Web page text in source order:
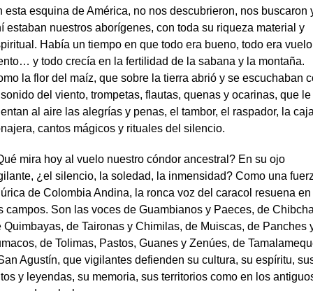
esta esquina de América, no nos descubrieron, nos buscaron
estaban nuestros aborígenes, con toda su riqueza material y
Había un tiempo en que todo era bueno, todo era
y todo crecía en la fertilidad de la sabana y la montaña.
la flor del maíz, que sobre la tierra abrió y se escuchaban
del viento, trompetas, flautas, quenas y ocarinas, que le
al aire las alegrías y penas, el tambor, el raspador, la
cantos mágicos y rituales del silencio.
mira hoy al vuelo nuestro cóndor ancestral? En su ojo
¿el silencio, la soledad, la inmensidad? Como una
de Colombia Andina, la ronca voz del caracol resuena en
campos. Son las voces de Guambianos y Paeces, de
Quimbayas, de Taironas y Chimilas, de Muiscas, de Panches
de Tolimas, Pastos, Guanes y Zenúes, de
Agustín, que vigilantes defienden su cultura, su espíritu,
y leyendas, su memoria, sus territorios como en los